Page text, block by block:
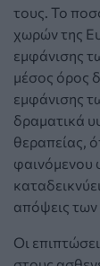
τους. Το
χωρών της
εμφάνισης
μέσος όρος
εμφάνισης
δραματικά
θεραπείας,
φαινόμενου
απόψεις των
Οι